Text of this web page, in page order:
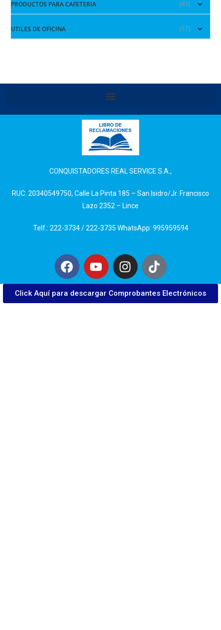
PRODUCTOS PARA CAFETERIA (43)
UTILES DE OFICINA (17)
CONQUISTADORES REAL SERVICE S.A.,
RUC: 20340549750, Calle La Pinta 185 – San Isidro/Jr. Francisco
Lazo 2352 – Lince
Telf.: 222-3734 / 222-3735 WhatsApp: 995959594
Click Aquí para descargar Comprobantes Electrónicos